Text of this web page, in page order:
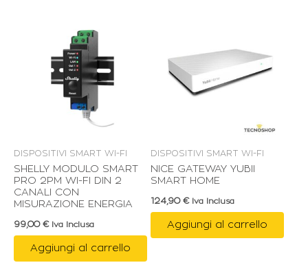
DISPOSITIVI SMART WI-FI
SHELLY MODULO SMART
PRO 2PM WI-FI DIN 2
CANALI CON
MISURAZIONE ENERGIA
99,00 € Iva Inclusa
Aggiungi al carrello
DISPOSITIVI SMART WI-FI
NICE GATEWAY YUBII
SMART HOME
124,90 € Iva Inclusa
Aggiungi al carrello